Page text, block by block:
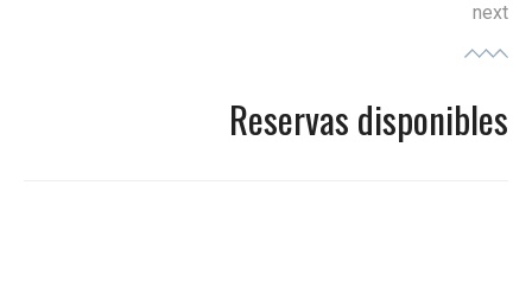
next
Reservas disponibles